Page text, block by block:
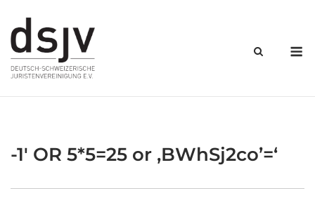
content
-1′ OR 5*5=25 or ‚BWhSj2co’=‘